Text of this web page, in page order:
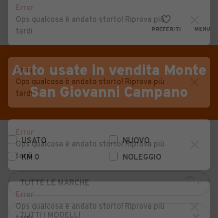
PREFERITI MENU
CERCA
Auto
Auto usate
Auto Nuove
Noleggio a lungo termine
Auto d'epoca
Moto
Camper
VENDI
MAGAZINE
ACCEDI
Auto usate in vendita Monte
San Giovanni Campano
USATO
NUOVO
KM 0
NOLEGGIO
Error
Ops qualcosa è andato storto! Riprova più
tardi
Error
Ops qualcosa è andato storto! Riprova più
tardi
Error
Ops qualcosa è andato storto! Riprova più
tardi
Error
Ops qualcosa è andato storto! Riprova più